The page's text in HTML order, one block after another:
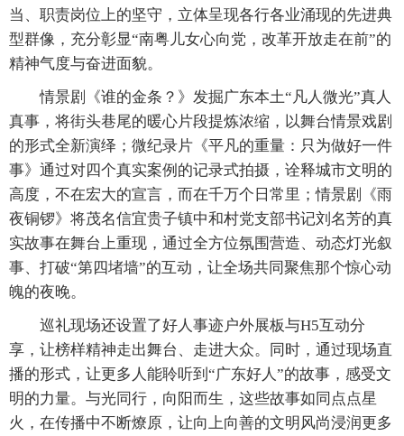
当、职责岗位上的坚守，立体呈现各行各业涌现的先进典
型群像，充分彰显“南粤儿女心向党，改革开放走在前”的
精神气度与奋进面貌。
情景剧《谁的金条？》发掘广东本土“凡人微光”真人
真事，将街头巷尾的暖心片段提炼浓缩，以舞台情景戏剧
的形式全新演绎；微纪录片《平凡的重量：只为做好一件
事》通过对四个真实案例的记录式拍摄，诠释城市文明的
高度，不在宏大的宣言，而在千万个日常里；情景剧《雨
夜铜锣》将茂名信宜贵子镇中和村党支部书记刘名芳的真
实故事在舞台上重现，通过全方位氛围营造、动态灯光叙
事、打破“第四堵墙”的互动，让全场共同聚焦那个惊心动
魄的夜晚。
巡礼现场还设置了好人事迹户外展板与H5互动分
享，让榜样精神走出舞台、走进大众。同时，通过现场直
播的形式，让更多人能聆听到“广东好人”的故事，感受文
明的力量。与光同行，向阳而生，这些故事如同点点星
火，在传播中不断燎原，让向上向善的文明风尚浸润更多